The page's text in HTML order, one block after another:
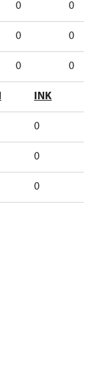
0 0
0 0
0 0
INK
0
0
0